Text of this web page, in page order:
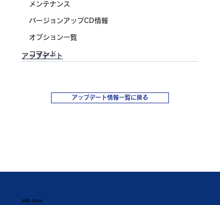
アップデート情報一覧に戻る
お問い合わせ
メンテナンス
バージョンアップCD情報
オプション一覧
コマンド
アップデート